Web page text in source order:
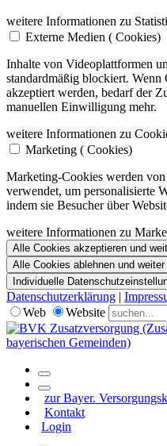
weitere Informationen zu
Externe Medien ( Cookies)
Inhalte von Videoplattformen
standardmäßig blockiert.
akzeptiert werden, bedarf der
manuellen Einwilligung mehr.
weitere Informationen zu
Marketing ( Cookies)
Marketing-Cookies werden
verwendet, um personalisierte
indem sie Besucher über
weitere Informationen zu
Alle Cookies akzeptieren und
Alle Cookies ablehnen und weiter
Individuelle
Datenschutzerklärung |
Web
Website
zur Bayer.
Kontakt
Login